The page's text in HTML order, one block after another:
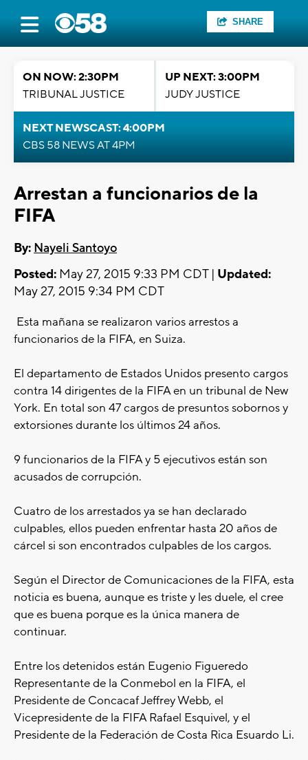
SHARE
ON NOW: 2:30PM
TRIBUNAL JUSTICE
UP NEXT: 3:00PM
JUDY JUSTICE
NEXT NEWSCAST: 4:00PM
CBS 58 NEWS AT 4PM
Arrestan a funcionarios de la
FIFA
By: Nayeli Santoyo
Posted: May 27, 2015 9:33 PM CDT | Updated:
May 27, 2015 9:34 PM CDT
Esta mañana se realizaron varios arrestos a
funcionarios de la FIFA, en Suiza.
El departamento de Estados Unidos presento cargos
contra 14 dirigentes de la FIFA en un tribunal de New
York. En total son 47 cargos de presuntos sobornos y
extorsiones durante los últimos 24 años.
9 funcionarios de la FIFA y 5 ejecutivos están son
acusados de corrupción.
Cuatro de los arrestados ya se han declarado
culpables, ellos pueden enfrentar hasta 20 años de
cárcel si son encontrados culpables de los cargos.
Según el Director de Comunicaciones de la FIFA, esta
noticia es buena, aunque es triste y les duele, el cree
que es buena porque es la única manera de
continuar.
Entre los detenidos están Eugenio Figueredo
Representante de la Conmebol en la FIFA, el
Presidente de Concacaf Jeffrey Webb, el
Vicepresidente de la FIFA Rafael Esquivel, y el
Presidente de la Federación de Costa Rica Esuardo Li.